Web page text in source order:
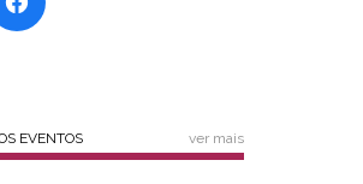
EVENTOS ver mais